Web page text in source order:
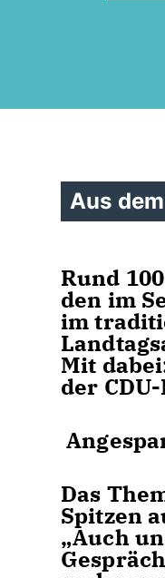
Aus
Rund
den im
im
Mit
der
Das
Spitzen
Auch